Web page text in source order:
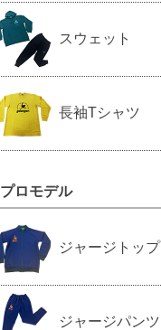
スウェット
長袖Tシャツ
プロモデル
ジャージトップ
ジャージパンツ